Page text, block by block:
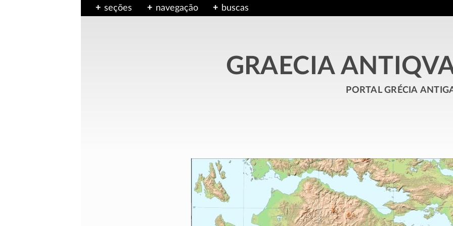
seções navegação buscas
GRAECIA
portal grécia